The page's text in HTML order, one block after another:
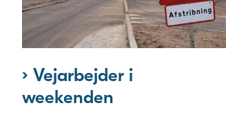
Vejarbejder i
weekenden